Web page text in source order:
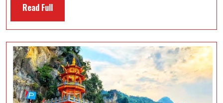
Cho
Hành
Trình
Mộc
Châu
2
Read FullRead
Full